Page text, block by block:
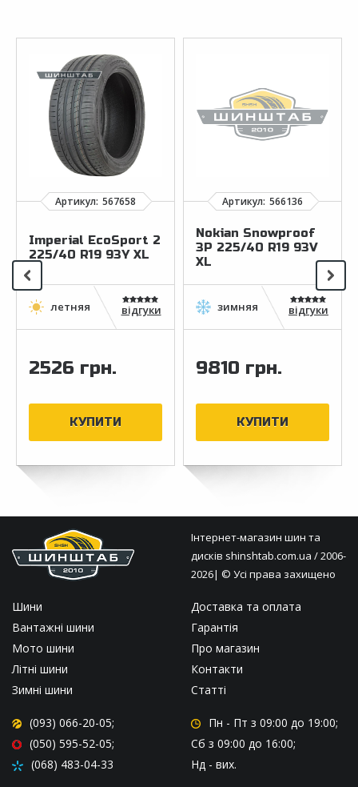
Imperial EcoSport 2
225/40 R19 93Y XL
відгуки
2526 грн.
Nokian Snowproof
3P 225/40 R19 93V
XL
відгуки
9810 грн.
Шини
Вантажні шини
Мото шини
Літні шини
Зимні шини
Доставка та оплата
Гарантія
Про магазин
Контакти
Статті
(093) 066-20-05;
(050) 595-52-05;
(068) 483-04-33
Пн - Пт з 09:00 до 19:00;
Сб з 09:00 до 16:00;
Нд - вих.
Інтернет-магазин шин та
дисків shinshtab.com.ua / 2006-
2026| © Усі права захищено